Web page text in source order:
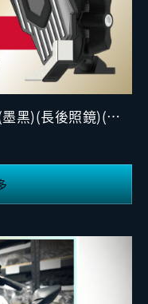
黑)(長後照鏡)(可